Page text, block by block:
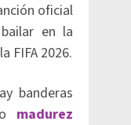
oficial
en la
FIFA 2026.
banderas
madurez